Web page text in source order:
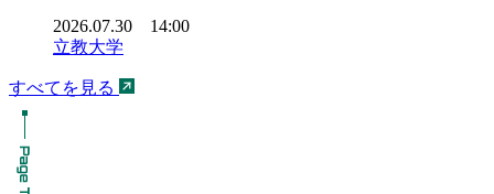
2026.07.30 14:00
立教大学
すべてを見る